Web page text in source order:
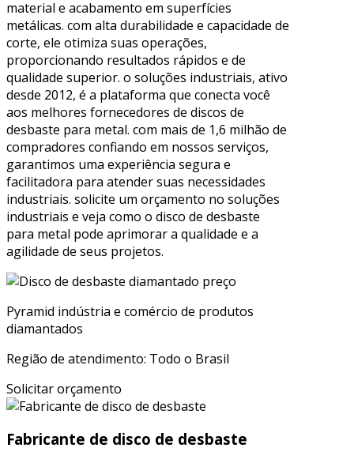
material e acabamento em superfícies
metálicas. com alta durabilidade e capacidade de
corte, ele otimiza suas operações,
proporcionando resultados rápidos e de
qualidade superior. o soluções industriais, ativo
desde 2012, é a plataforma que conecta você
aos melhores fornecedores de discos de
desbaste para metal. com mais de 1,6 milhão de
compradores confiando em nossos serviços,
garantimos uma experiência segura e
facilitadora para atender suas necessidades
industriais. solicite um orçamento no soluções
industriais e veja como o disco de desbaste
para metal pode aprimorar a qualidade e a
agilidade de seus projetos.
Pyramid indústria e comércio de produtos
diamantados
Região de atendimento: Todo o Brasil
Solicitar orçamento
Fabricante de disco de desbaste